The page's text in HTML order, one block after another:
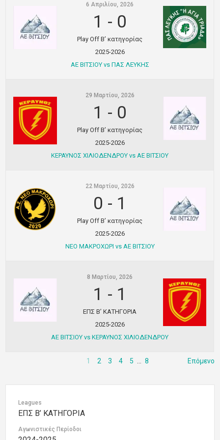
Περισσότερα
6 Απριλίου, 2026
1 - 0
Play Off Β’ κατηγορίας
2025-2026
ΑΕ ΒΙΤΣΙΟΥ vs ΠΑΣ ΛΕΥΚΗΣ
29 Μαρτίου, 2026
1 - 0
Play Off Β’ κατηγορίας
2025-2026
ΚΕΡΑΥΝΟΣ ΧΙΛΙΟΔΕΝΔΡΟΥ vs ΑΕ ΒΙΤΣΙΟΥ
22 Μαρτίου, 2026
0 - 1
Play Off Β’ κατηγορίας
2025-2026
ΝΕΟ ΜΑΚΡΟΧΩΡΙ vs ΑΕ ΒΙΤΣΙΟΥ
8 Μαρτίου, 2026
1 - 1
ΕΠΣ Β’ ΚΑΤΗΓΟΡΙΑ
2025-2026
ΑΕ ΒΙΤΣΙΟΥ vs ΚΕΡΑΥΝΟΣ ΧΙΛΙΟΔΕΝΔΡΟΥ
1 2 3 4 5 8 Επόμενο
Leagues
ΕΠΣ Β’ ΚΑΤΗΓΟΡΙΑ
Αγωνιστικές Περίοδοι